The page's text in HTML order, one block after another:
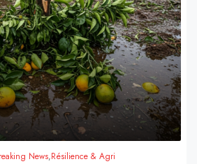
News,Résilience & Agri